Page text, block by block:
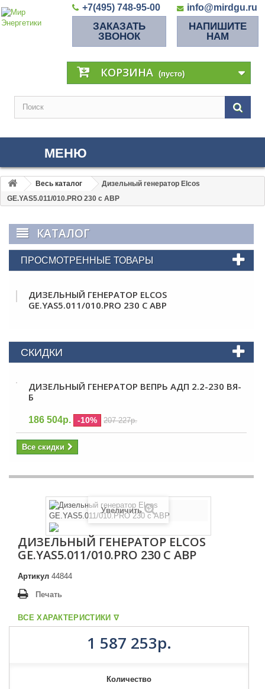
+7(495) 748-95-00 info@mirdgu.ru
ЗАКАЗАТЬ
ЗВОНОК
НАПИШИТЕ
НАМ
КОРЗИНА (пусто)
МЕНЮ
Весь каталог
Дизельный генератор Elcos
GE.YAS5.011/010.PRO 230 с АВР
КАТАЛОГ
ПРОСМОТРЕННЫЕ ТОВАРЫ
ДИЗЕЛЬНЫЙ ГЕНЕРАТОР ELCOS
GE.YAS5.011/010.PRO 230 С АВР
СКИДКИ
ДИЗЕЛЬНЫЙ ГЕНЕРАТОР ВЕПРЬ АДП 2.2-230 ВЯ-
Б
186 504р. -10% 207 227р.
Все скидки
Увеличить
ДИЗЕЛЬНЫЙ ГЕНЕРАТОР ELCOS
GE.YAS5.011/010.PRO 230 С АВР
Артикул 44844
Печать
ВСЕ ХАРАКТЕРИСТИКИ ᐁ
1 587 253р.
Количество